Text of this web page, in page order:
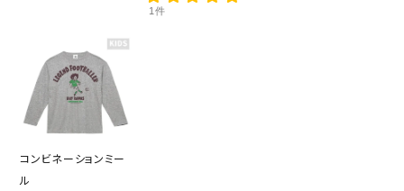
1件
コンビネーションミー
ル